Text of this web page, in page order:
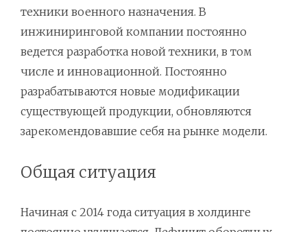
техники военного назначения. В
инжиниринговой компании постоянно
ведется разработка новой техники, в том
числе и инновационной. Постоянно
разрабатываются новые модификации
существующей продукции, обновляются
зарекомендовавшие себя на рынке модели.
Общая ситуация
Начиная с 2014 года ситуация в холдинге